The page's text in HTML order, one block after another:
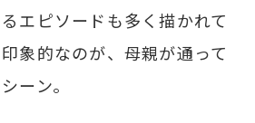
エピソードも多く描かれて
象的なのが、母親が通って
ーン。